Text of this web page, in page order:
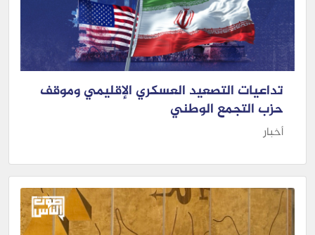
تداعيات التصعيد العسكري الإقليمي وموقف
حزب التجمع الوطني
أخبار